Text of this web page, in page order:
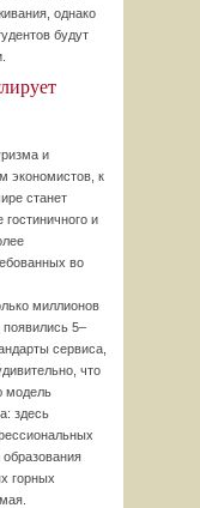
однако
будут
и
экономистов, к
станет
и
во
миллионов
5–
сервиса,
что
модель
здесь
горных